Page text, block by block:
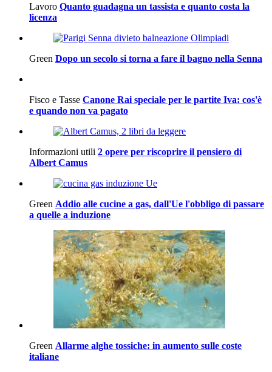
Lavoro Quanto guadagna un tassista e quanto costa la
licenza
Green Dopo un secolo si torna a fare il bagno nella Senna
Fisco e Tasse Canone Rai speciale per le partite Iva: cos'è
e quando non va pagato
Informazioni utili 2 opere per riscoprire il pensiero di
Albert Camus
Green Addio alle cucine a gas, dall'Ue l'obbligo di passare
a quelle a induzione
Green Allarme alghe tossiche: in aumento sulle coste
italiane